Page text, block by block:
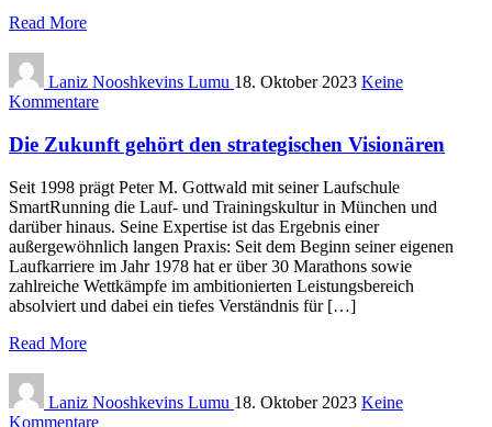
Read More
Laniz Nooshkevins Lumu 18. Oktober 2023 Keine
Kommentare
Die Zukunft gehört den strategischen Visionären
Seit 1998 prägt Peter M. Gottwald mit seiner Laufschule
SmartRunning die Lauf- und Trainingskultur in München und
darüber hinaus. Seine Expertise ist das Ergebnis einer
außergewöhnlich langen Praxis: Seit dem Beginn seiner eigenen
Laufkarriere im Jahr 1978 hat er über 30 Marathons sowie
zahlreiche Wettkämpfe im ambitionierten Leistungsbereich
absolviert und dabei ein tiefes Verständnis für […]
Read More
Laniz Nooshkevins Lumu 18. Oktober 2023 Keine
Kommentare